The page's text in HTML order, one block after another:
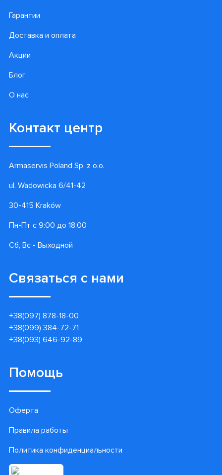
Гарантии
Доставка и оплата
Акции
Блог
О нас
Контакт центр
Armaservis Poland Sp. z o.o.
ul. Wadowicka 6/41-42
30-415 Kraków
Пн-Пт с 9:00 до 18:00
Сб, Вс - Выходной
Связаться с нами
+38(097) 878-18-00
+38(099) 384-72-71
+38(093) 646-92-89
Помощь
Оферта
Правила работы
Политика конфиденциальности